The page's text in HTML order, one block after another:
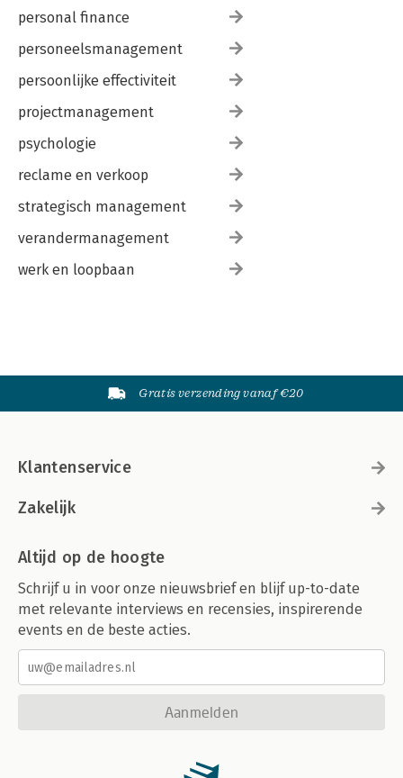
personal finance
personeelsmanagement
persoonlijke effectiviteit
projectmanagement
psychologie
reclame en verkoop
strategisch management
verandermanagement
werk en loopbaan
Gratis verzending vanaf €20
Klantenservice
Zakelijk
Altijd op de hoogte
Schrijf u in voor onze nieuwsbrief en blijf up-to-date
met relevante interviews en recensies, inspirerende
events en de beste acties.
Aanmelden